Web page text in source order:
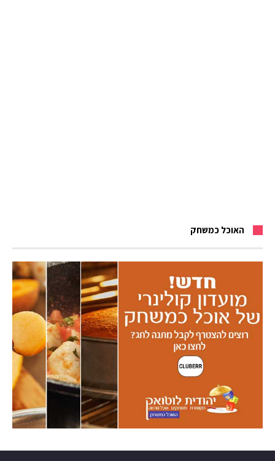
האוכל כמשחק